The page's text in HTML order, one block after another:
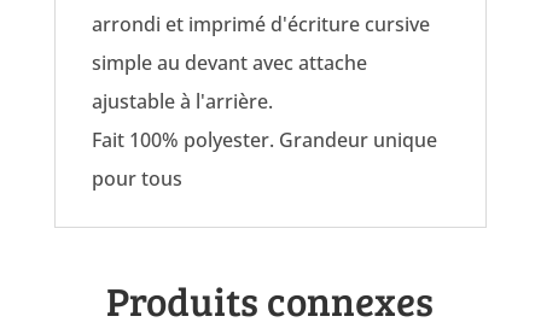
arrondi et imprimé d'écriture cursive
simple au devant avec attache
ajustable à l'arrière.
Fait 100% polyester. Grandeur unique
pour tous
Produits connexes